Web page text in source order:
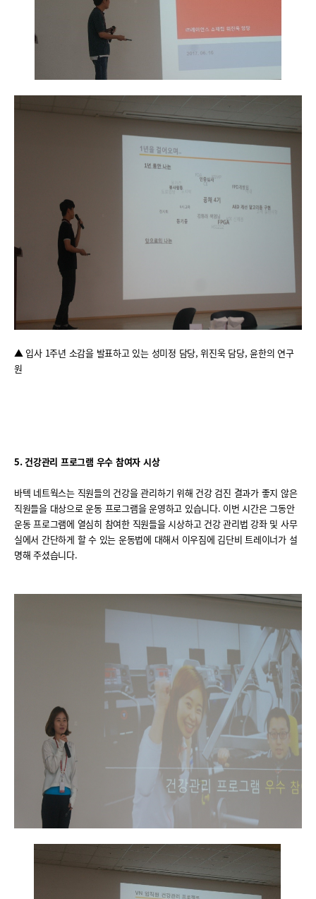
▲ 입사 1주년 소감을 발표하고 있는 성미정 담당, 위진욱 담당, 윤한의 연구
원
5.건강관리 프로그램 우수 참여자 시상
바텍 네트웍스는 직원들의 건강을 관리하기 위해 건강 검진 결과가 좋지 않은
직원들을 대상으로 운동 프로그램을 운영하고 있습니다. 이번 시간은 그동안
운동 프로그램에 열심히 참여한 직원들을 시상하고 건강 관리법 강좌 및 사무
실에서 간단하게 할 수 있는 운동법에 대해서 이우짐에 김단비 트레이너가 설
명해 주셨습니다.